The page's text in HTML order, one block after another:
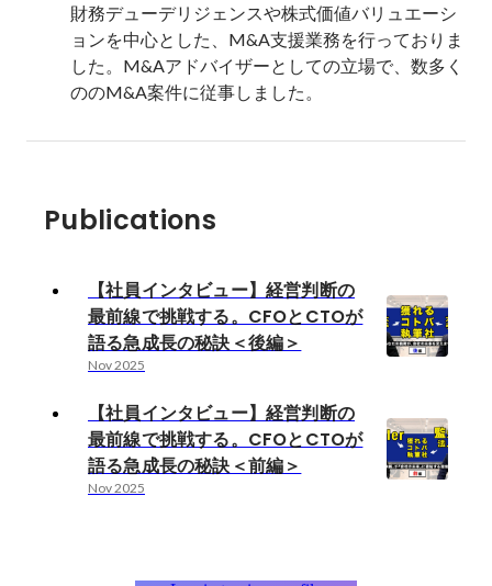
財務デューデリジェンスや株式価値バリュエーシ
ョンを中心とした、M&A支援業務を行っておりま
した。M&Aアドバイザーとしての立場で、数多く
ののM&A案件に従事しました。
Publications
【社員インタビュー】経営判断の
最前線で挑戦する。CFOとCTOが
語る急成長の秘訣＜後編＞
Nov 2025
【社員インタビュー】経営判断の
最前線で挑戦する。CFOとCTOが
語る急成長の秘訣＜前編＞
Nov 2025